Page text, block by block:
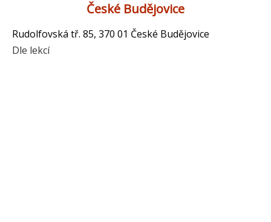
České Budějovice
Rudolfovská tř. 85, 370 01 České Budějovice
Dle lekcí